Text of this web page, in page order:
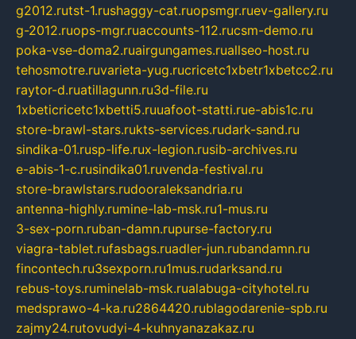
g2012.rutst-1.rushaggy-cat.ruopsmgr.ruev-gallery.ru
g-2012.ruops-mgr.ruaccounts-112.rucsm-demo.ru
poka-vse-doma2.ruairgungames.ruallseo-host.ru
tehosmotre.ruvarieta-yug.rucricetc1xbetr1xbetcc2.ru
raytor-d.ruatillagunn.ru3d-file.ru
1xbeticricetc1xbetti5.ruuafoot-statti.rue-abis1c.ru
store-brawl-stars.rukts-services.rudark-sand.ru
sindika-01.rusp-life.rux-legion.rusib-archives.ru
e-abis-1-c.rusindika01.ruvenda-festival.ru
store-brawlstars.rudooraleksandria.ru
antenna-highly.rumine-lab-msk.ru1-mus.ru
3-sex-porn.ruban-damn.rupurse-factory.ru
viagra-tablet.rufasbags.ruadler-jun.rubandamn.ru
fincontech.ru3sexporn.ru1mus.rudarksand.ru
rebus-toys.ruminelab-msk.rualabuga-cityhotel.ru
medsprawo-4-ka.ru2864420.rublagodarenie-spb.ru
zajmy24.rutovudyi-4-kuhnyanazakaz.ru